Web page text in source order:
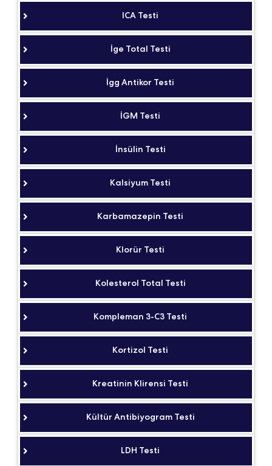
ICA Testi
İge Total Testi
İgg Antikor Testi
İGM Testi
İnsülin Testi
Kalsiyum Testi
Karbamazepin Testi
Klorür Testi
Kolesterol Total Testi
Kompleman 3-C3 Testi
Kortizol Testi
Kreatinin Klirensi Testi
Kültür Antibiyogram Testi
LDH Testi